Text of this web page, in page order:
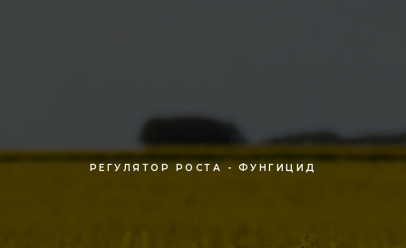
РЕГУЛЯТОР РОСТА - ФУНГИЦИД